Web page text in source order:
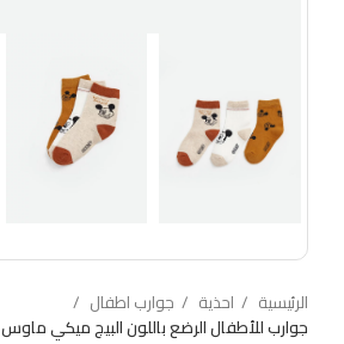
الرئيسية احذية
جوارب اطفال
جوارب للأطفال الرضع باللون البيج ميكي ماوس